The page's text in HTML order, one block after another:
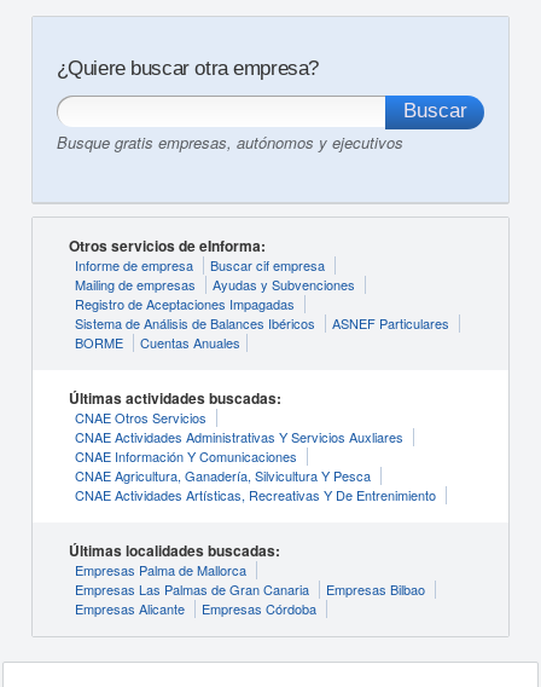
¿Quiere buscar otra empresa?
Busque gratis empresas, autónomos y ejecutivos
Otros servicios de eInforma:
Informe de empresa
Buscar cif empresa
Mailing de empresas
Ayudas y Subvenciones
Registro de Aceptaciones Impagadas
Sistema de Análisis de Balances Ibéricos
ASNEF Particulares
BORME
Cuentas Anuales
Últimas actividades buscadas:
CNAE Otros Servicios
CNAE Actividades Administrativas Y Servicios Auxliares
CNAE Información Y Comunicaciones
CNAE Agricultura, Ganadería, Silvicultura Y Pesca
CNAE Actividades Artísticas, Recreativas Y De Entrenimiento
Últimas localidades buscadas:
Empresas Palma de Mallorca
Empresas Las Palmas de Gran Canaria
Empresas Bilbao
Empresas Alicante
Empresas Córdoba